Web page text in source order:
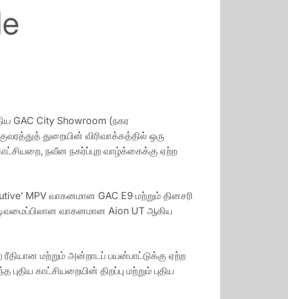
GAC City Showroom (நகர
துறையின் விரிவாக்கத்தில் ஒரு
நவீன நகர்ப்புற வாழ்க்கைக்கு ஏற்ற
MPV வாகனமான GAC E9 மற்றும் தினசரி
வாகனமான Aion UT ஆகிய
மற்றும் அன்றாடப் பயன்பாட்டுக்கு ஏற்ற
காட்சியறையின் திறப்பு மற்றும் புதிய